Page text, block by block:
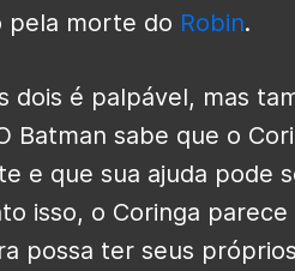
pela morte do Robin.
dois é palpável, mas
Batman sabe que o
e que sua ajuda pode
isso, o Coringa
possa ter seus